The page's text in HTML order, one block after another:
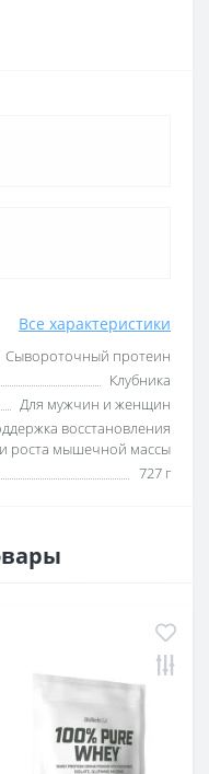
Все характеристики
Сывороточный протеин
Клубника
Для мужчин и женщин
восстановления
и роста мышечной массы
727 г